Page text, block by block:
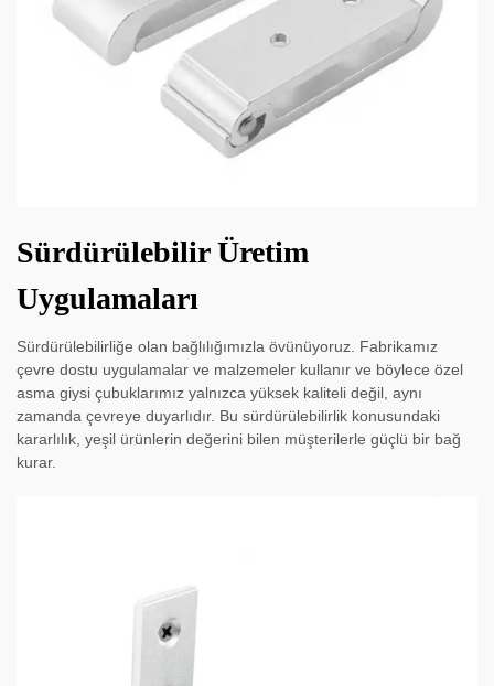
Sürdürülebilir Üretim
Uygulamaları
Sürdürülebilirliğe olan bağlılığımızla övünüyoruz. Fabrikamız
çevre dostu uygulamalar ve malzemeler kullanır ve böylece özel
asma giysi çubuklarımız yalnızca yüksek kaliteli değil, aynı
zamanda çevreye duyarlıdır. Bu sürdürülebilirlik konusundaki
kararlılık, yeşil ürünlerin değerini bilen müşterilerle güçlü bir bağ
kurar.